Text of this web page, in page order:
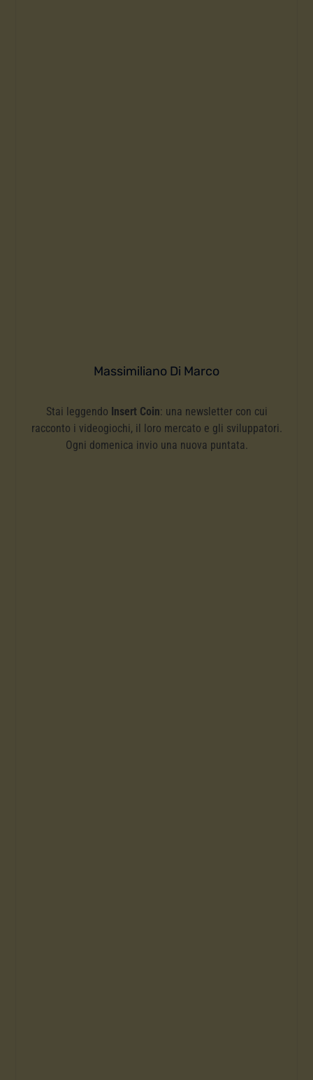
Massimiliano Di Marco
Stai leggendo Insert Coin: una newsletter con cui
racconto i videogiochi, il loro mercato e gli sviluppatori.
Ogni domenica invio una nuova puntata.